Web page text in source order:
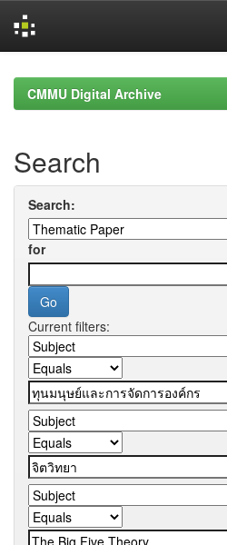
navigationCMMU Digital Archive
Search
Search:
for
Current filters: